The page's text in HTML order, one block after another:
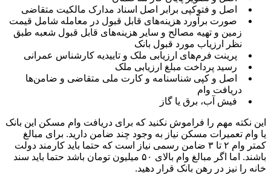
اصل و فتوکپی برابر اصل اسناد مدارک مالکیت متقاضی
صورت برآورد هزینه‌های قابل قبول در معامله شامل قیمت
زمین و تهیه مصالح و سایر هزینه‌های قابل قبول شعبه طبق
نظر ارزیاب مورد قبول بانک
پرینت فرم‌های ارزیابی ملک و تاییدیه کارشناس عمرانی
رسید پرداخت مبلغ ارزیابی ملک
اصل و کپی شناسنامه و کارت ملی متقاضی و ضامن‌ها
دریافت وام
فیش آب، برق یا گاز
این نکته مهم را فراموش نکنید که برای دریافت وام مسکن این بانک
یا وام تعمیرات مسکن نیاز به وجود چند ضامن دارید. برای مبالغ
کمتر وام ۲ تا ۳ ضامن رسمی نیاز است که حتما باید کارمند دولت
باشند. اما اگر مبالغ وام بالای ۵۰ میلیون تومان باشد حتما باید سند
خانه را نیز در رهن بانک قرار دهید.